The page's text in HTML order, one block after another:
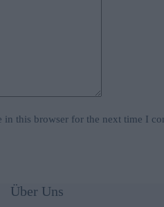
in this browser for the next time I
Über Uns